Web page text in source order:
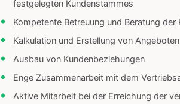
festgelegten Kundenstammes
Kompetente Betreuung und Beratung der
Kalkulation und Erstellung von
Ausbau von Kundenbeziehungen
Enge Zusammenarbeit mit dem
Aktive Mitarbeit bei der Erreichung der